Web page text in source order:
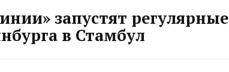
запустят регулярные
в Стамбул